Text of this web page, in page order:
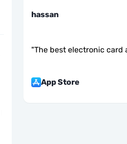
hassan
"The best electronic card
App Store